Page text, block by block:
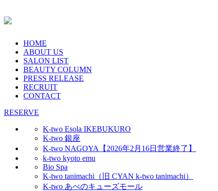
HOME
ABOUT US
SALON LIST
BEAUTY COLUMN
PRESS RELEASE
RECRUIT
CONTACT
RESERVE
K-two Esola IKEBUKURO
K-two 銀座
K-two NAGOYA【2026年2月16日営業終了】
k-two kyoto emu
Bio Spa
K-two tanimachi（旧 CYAN k-two tanimachi）
K-two あべのキューズモール